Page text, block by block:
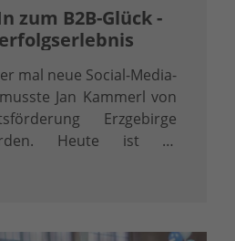
zum B2B-Glück -
mal neue Social-Media-
Jan Kammerl von
Erzgebirge
Heute ist er